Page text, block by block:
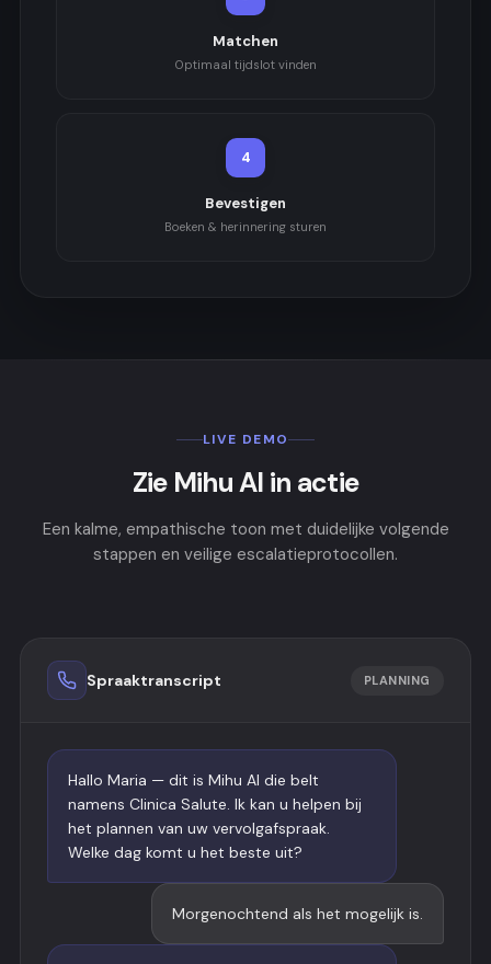
Matchen
Optimaal tijdslot vinden
4
Bevestigen
Boeken & herinnering sturen
LIVE DEMO
Zie Mihu AI in actie
Een kalme, empathische toon met duidelijke volgende
stappen en veilige escalatieprotocollen.
Spraaktranscript PLANNING
Hallo Maria — dit is Mihu AI die belt
namens Clinica Salute. Ik kan u helpen bij
het plannen van uw vervolgafspraak.
Welke dag komt u het beste uit?
Morgenochtend als het mogelijk is.